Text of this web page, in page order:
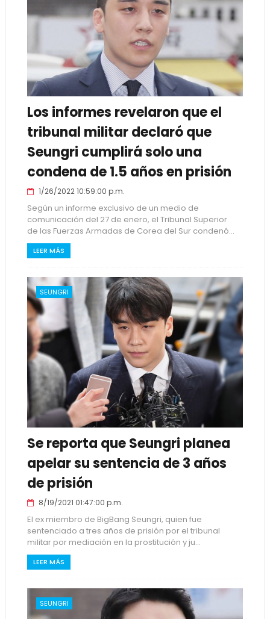
Los informes revelaron que el
tribunal militar declaró que
Seungri cumplirá solo una
condena de 1.5 años en prisión
1/26/2022 10:59:00 p.m.
Según un informe exclusivo de un medio de
comunicación del 27 de enero, el Tribunal Superior
de las Fuerzas Armadas de Corea del Sur condenó...
LEER MÁS
SEUNGRI
Se reporta que Seungri planea
apelar su sentencia de 3 años
de prisión
8/19/2021 01:47:00 p.m.
El ex miembro de BigBang Seungri, quien fue
sentenciado a tres años de prisión por el tribunal
militar por mediación en la prostitución y ju...
LEER MÁS
SEUNGRI